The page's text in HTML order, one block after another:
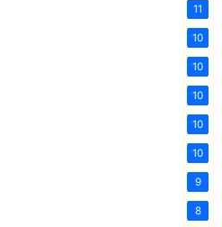
11
10
10
10
10
10
9
8